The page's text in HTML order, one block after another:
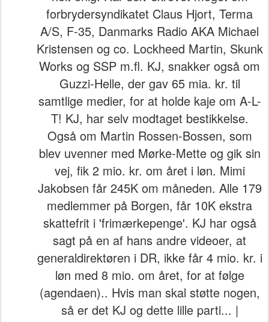
forbrydersyndikatet Claus Hjort, Terma
A/S, F-35, Danmarks Radio AKA Michael
Kristensen og co. Lockheed Martin, Skunk
Works og SSP m.fl. KJ, snakker også om
Guzzi-Helle, der gav 65 mia. kr. til
samtlige medier, for at holde kaje om A-L-
T! KJ, har selv modtaget bestikkelse.
Også om Martin Rossen-Bossen, som
blev uvenner med Mørke-Mette og gik sin
vej, fik 2 mio. kr. om året i løn. Mimi
Jakobsen får 245K om måneden. Alle 179
medlemmer på Borgen, får 10K ekstra
skattefrit i 'frimærkepenge'. KJ har også
sagt på en af hans andre videoer, at
generaldirektøren i DR, ikke får 4 mio. kr. i
løn med 8 mio. om året, for at følge
(agendaen).. Hvis man skal støtte nogen,
så er det KJ og dette lille parti... |